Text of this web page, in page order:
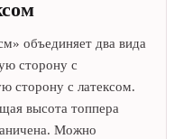
объединяет два вида
сторону с
сторону с латексом.
высота топпера
Можно